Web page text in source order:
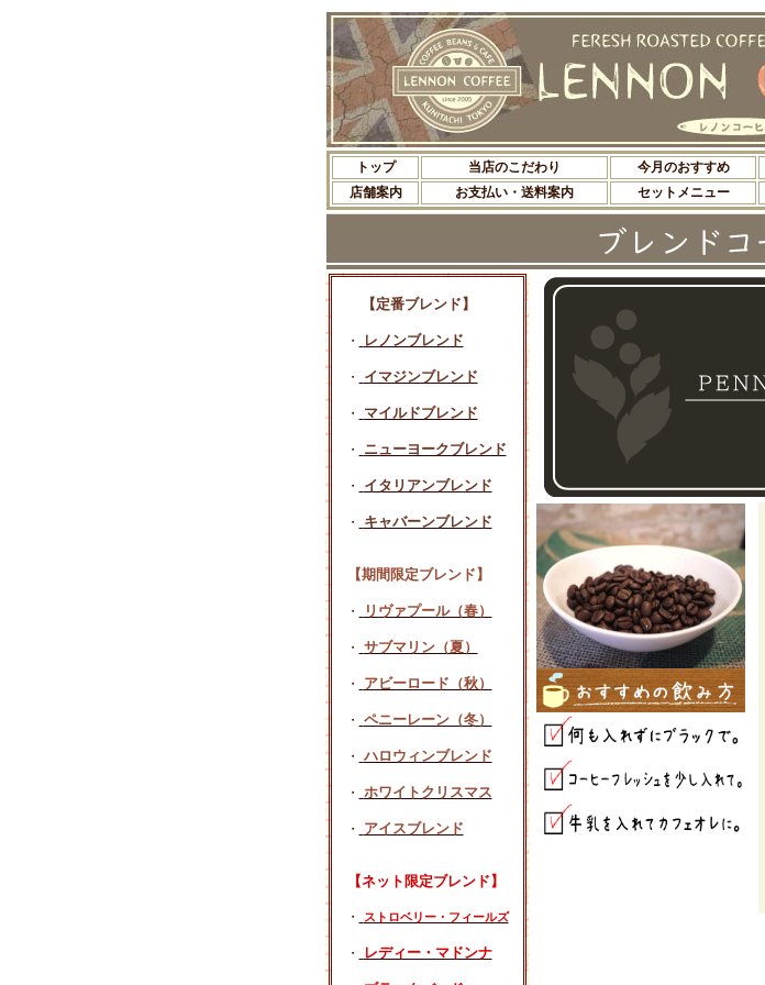
トップ 当店のこだわり 今月のおすすめ
店舗案内
お支払い・送料案内 セットメニュー
【定番ブレンド】
・ レノンブレンド
・ イマジンブレンド
・ マイルドブレンド
・ ニューヨークブレンド
・ イタリアンブレンド
・ キャバーンブレンド
【期間限定ブレンド】
・ リヴァプール（春）
・ サブマリン（夏）
・ アビーロード（秋）
・ ペニーレーン（冬）
・ ハロウィンブレンド
・ ホワイトクリスマス
・ アイスブレンド
【ネット限定ブレンド】
・ ストロベリー・フィールズ
・ レディー・マドンナ